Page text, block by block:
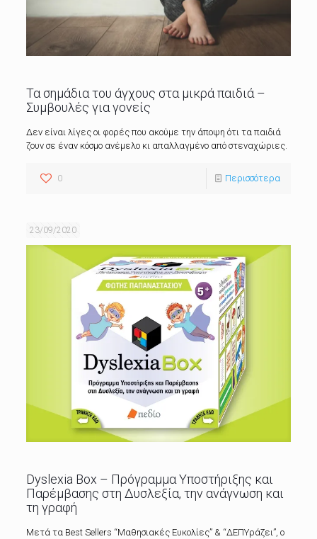
Τα σημάδια του άγχους στα μικρά παιδιά –
Συμβουλές για γονείς
Δεν είναι λίγες οι φορές που ακούμε την άποψη ότι τα παιδιά
ζουν σε έναν κόσμο ανέμελο κι απαλλαγμένο από στεναχώριες.
0 Περισσότερα
23/09/2020
Dyslexia Box – Πρόγραμμα Υποστήριξης και
Παρέμβασης στη Δυσλεξία, την ανάγνωση και
τη γραφή
Μετά τα Best Sellers “Μαθησιακές Ευκολίες” & “ΔΕΠΥράζει”, ο